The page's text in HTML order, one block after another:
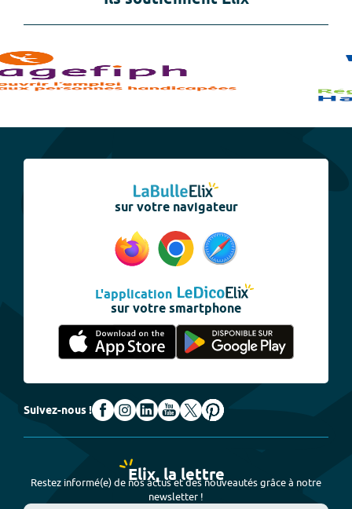
sur votre navigateur
L'application
sur votre smartphone
Suivez-nous !
Elix, la lettre
Restez informé(e) de nos actus et des nouveautés grâce à notre
newsletter !